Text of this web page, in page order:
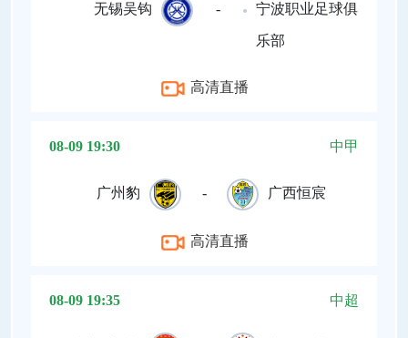
无锡吴钩 - 宁波职业足球俱
乐部
高清直播
08-09 19:30 中甲
广州豹 - 广西恒宸
高清直播
08-09 19:35 中超